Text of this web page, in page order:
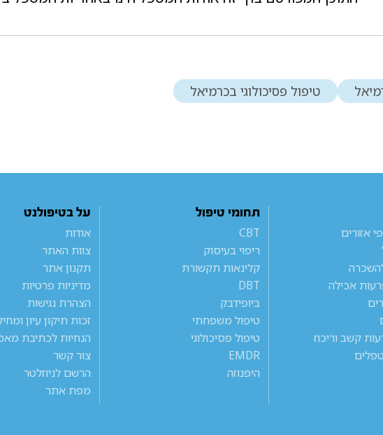
טיפול פסיכולוגי בכרמיאל
אזורים
אכילה
קשב וריכוז
תחומי טיפול
CBT
ריפוי בעיסוק
קלינאות תקשורת
DBT
ביופידבק
טיפול משפחתי
טיפול פסיכולוגי
EMDR
היפנוזה
על בטיפולנט
אודות
צוות האתר
תקנון אתר
מדיניות פרטיות
הצהרת נגישות
זכות תיקון עיון
הנחיות לכתיבת
צור קשר
הרשם לניוזלטר
מפת אתר